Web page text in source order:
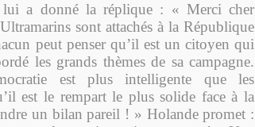
a donné la réplique : « Merci cher
sont attachés à la République
peut penser qu’il est un citoyen qui
les grands thèmes de sa campagne.
est plus intelligente que les
est le rempart le plus solide face à la
un bilan pareil ! » Holande promet :